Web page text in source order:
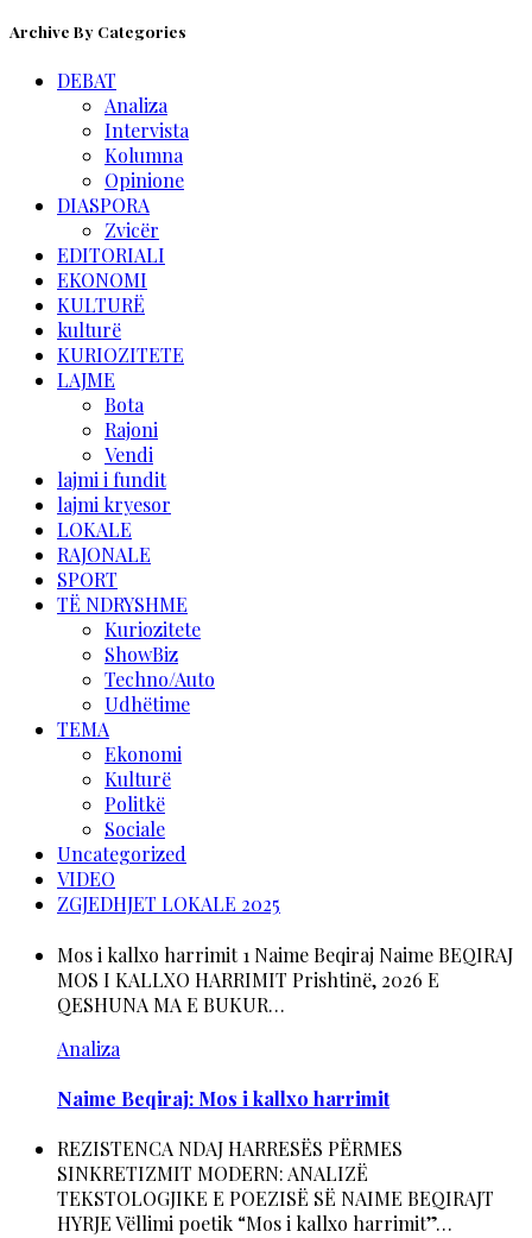
Archive By Categories
DEBAT
Analiza
Intervista
Kolumna
Opinione
DIASPORA
Zvicër
EDITORIALI
EKONOMI
KULTURË
kulturë
KURIOZITETE
LAJME
Bota
Rajoni
Vendi
lajmi i fundit
lajmi kryesor
LOKALE
RAJONALE
SPORT
TË NDRYSHME
Kuriozitete
ShowBiz
Techno/Auto
Udhëtime
TEMA
Ekonomi
Kulturë
Politkë
Sociale
Uncategorized
VIDEO
ZGJEDHJET LOKALE 2025
Mos i kallxo harrimit 1 Naime Beqiraj Naime BEQIRAJ
MOS I KALLXO HARRIMIT Prishtinë, 2026 E
QESHUNA MA E BUKUR…
Analiza
Naime Beqiraj: Mos i kallxo harrimit
REZISTENCA NDAJ HARRESËS PËRMES
SINKRETIZMIT MODERN: ANALIZË
TEKSTOLOGJIKE E POEZISË SË NAIME BEQIRAJT
HYRJE Vëllimi poetik “Mos i kallxo harrimit”…